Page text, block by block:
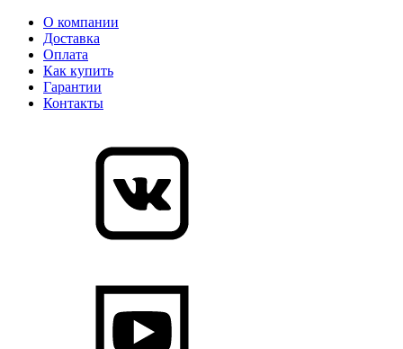
О компании
Доставка
Оплата
Как купить
Гарантии
Контакты